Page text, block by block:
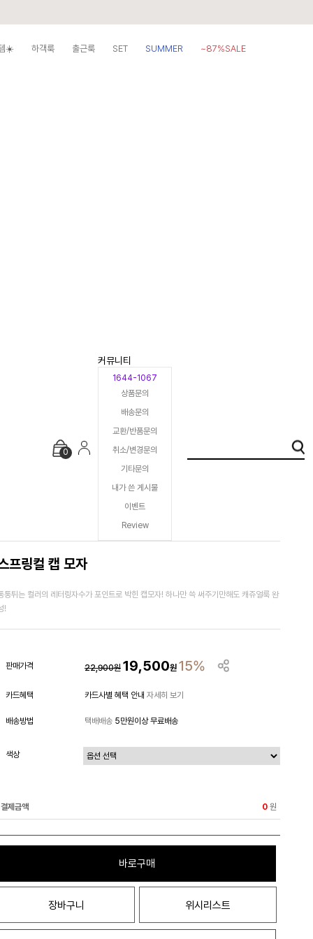
☀️ 하객룩 출근룩 SET SUMMER ~87%SALE
0
커뮤니티
1644-1067
상품문의
배송문의
교환/반품문의
취소/변경문의
기타문의
내가 쓴 게시물
이벤트
Review
프링컬 캡 모자
통튀는 컬러의 레터링자수가 포인트로 박힌 캡모자! 하나만 쓱 써주기만해도 캐쥬얼룩 완
!
판매가격 22,900원 19,500원 15%
카드혜택 카드사별 혜택 안내 자세히 보기
배송방법 택배배송 5만원이상 무료배송
색상
결제금액 0 원
바로구매
장바구니 위시리스트